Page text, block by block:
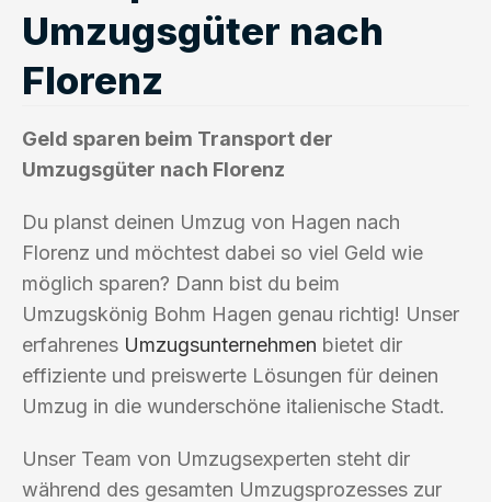
Umzugsgüter nach
Florenz
Geld sparen beim Transport der
Umzugsgüter nach Florenz
Du planst deinen Umzug von Hagen nach
Florenz und möchtest dabei so viel Geld wie
möglich sparen? Dann bist du beim
Umzugskönig Bohm Hagen genau richtig! Unser
erfahrenes Umzugsunternehmen bietet dir
effiziente und preiswerte Lösungen für deinen
Umzug in die wunderschöne italienische Stadt.
Unser Team von Umzugsexperten steht dir
während des gesamten Umzugsprozesses zur